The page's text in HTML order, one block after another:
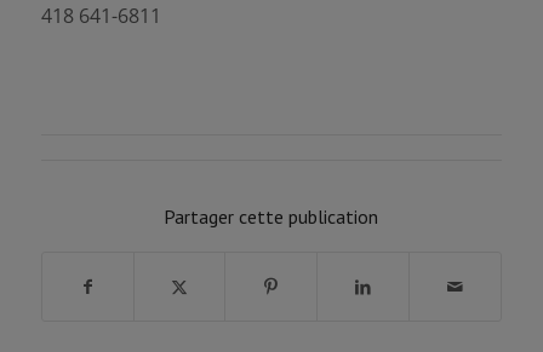
418 641-6811
Partager cette publication